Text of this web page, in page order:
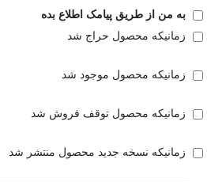
به من از طریق پیامک اطلاع بده
زمانیکه محصول حراج شد
زمانیکه محصول موجود شد
زمانیکه محصول توقف فروش شد
زمانیکه نسخه جدید محصول منتشر شد